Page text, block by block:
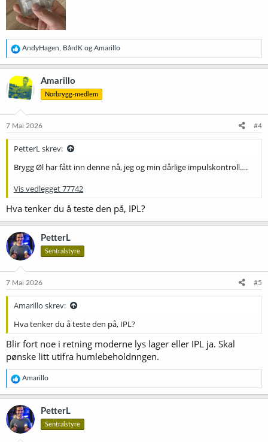
R
e
a
k
s
j
e
AndyHagen BårdK og Amarillo
Amarillo
Norbrygg-medlem
7 Mai 2026 #4
PetterL skrev:
Brygg Øl har fått inn denne nå, jeg og min dårlige impulskontroll….
Vis vedlegget 77742
Hva tenker du å teste den på, IPL?
PetterL
Sentralstyre
7 Mai 2026 #5
Amarillo skrev:
Hva tenker du å teste den på, IPL?
Blir fort noe i retning moderne lys lager eller IPL ja. Skal
pønske litt utifra humlebeholdnngen.
R
e
a
k
s
j
o
Amarillo
PetterL
Sentralstyre